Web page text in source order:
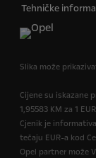
Tehničke
Slika može
Cijene su iskazane
1,95583 KM za 1
Cjenik je
tečaju EUR-a kod
Opel partner može